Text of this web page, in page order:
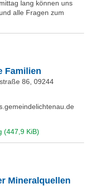
lang können uns
alle Fragen zum
Familien
86, 09244
(447,9 KiB)
Mineralquellen